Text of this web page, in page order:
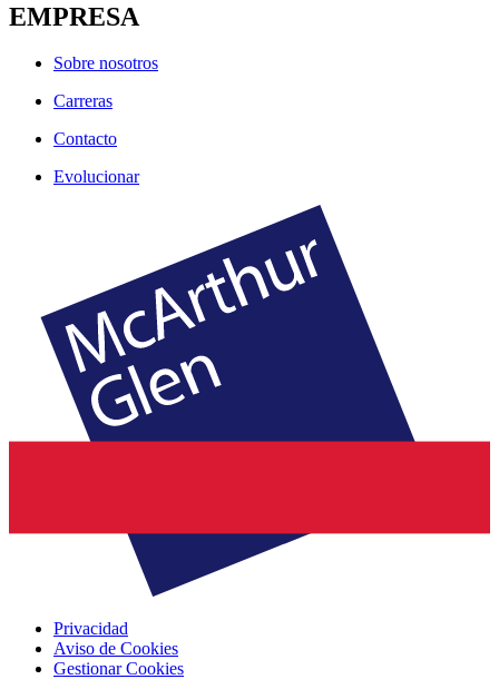
EMPRESA
Sobre nosotros
Carreras
Contacto
Evolucionar
Privacidad
Aviso de Cookies
Gestionar Cookies